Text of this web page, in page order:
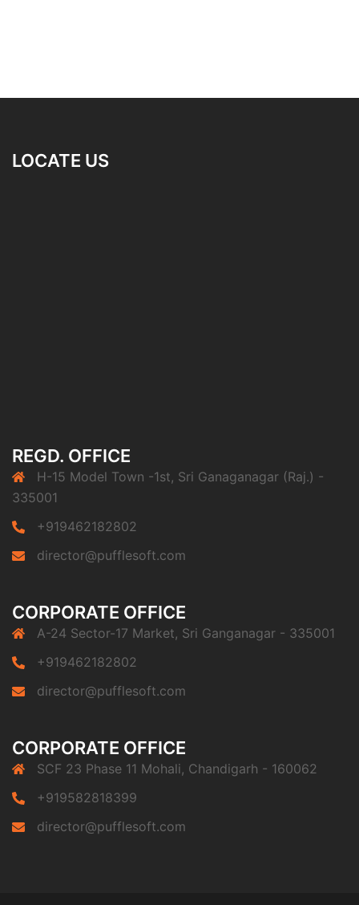
LOCATE US
REGD. OFFICE
H-15 Model Town -1st, Sri Ganaganagar (Raj.) -
335001
+919462182802
director@pufflesoft.com
CORPORATE OFFICE
A-24 Sector-17 Market, Sri Ganganagar - 335001
+919462182802
director@pufflesoft.com
CORPORATE OFFICE
SCF 23 Phase 11 Mohali, Chandigarh - 160062
+919582818399
director@pufflesoft.com